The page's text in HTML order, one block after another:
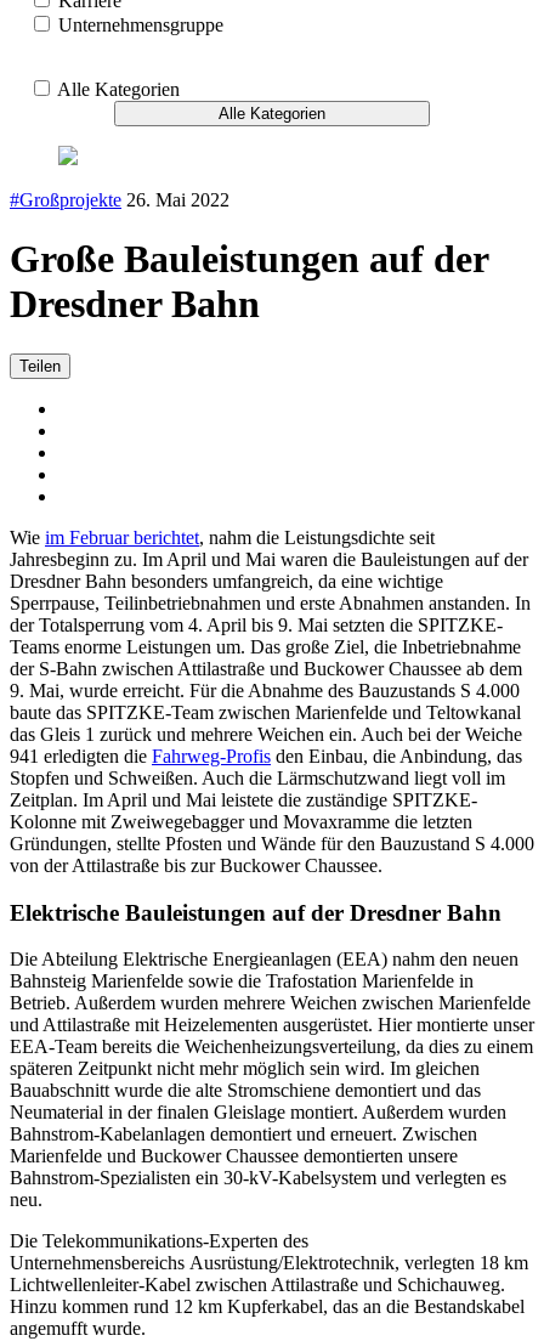
Unternehmensgruppe
Alle Kategorien
Alle Kategorien
#Großprojekte 26. Mai 2022
Große Bauleistungen auf der
Dresdner Bahn
Teilen
Wie im Februar berichtet, nahm die Leistungsdichte seit
Jahresbeginn zu. Im April und Mai waren die Bauleistungen auf der
Dresdner Bahn besonders umfangreich, da eine wichtige
Sperrpause, Teilinbetriebnahmen und erste Abnahmen anstanden. In
der Totalsperrung vom 4. April bis 9. Mai setzten die SPITZKE-
Teams enorme Leistungen um. Das große Ziel, die Inbetriebnahme
der S-Bahn zwischen Attilastraße und Buckower Chaussee ab dem
9. Mai, wurde erreicht. Für die Abnahme des Bauzustands S 4.000
baute das SPITZKE-Team zwischen Marienfelde und Teltowkanal
das Gleis 1 zurück und mehrere Weichen ein. Auch bei der Weiche
941 erledigten die Fahrweg-Profis den Einbau, die Anbindung, das
Stopfen und Schweißen. Auch die Lärmschutzwand liegt voll im
Zeitplan. Im April und Mai leistete die zuständige SPITZKE-
Kolonne mit Zweiwegebagger und Movaxramme die letzten
Gründungen, stellte Pfosten und Wände für den Bauzustand S 4.000
von der Attilastraße bis zur Buckower Chaussee.
Elektrische Bauleistungen auf der Dresdner Bahn
Die Abteilung Elektrische Energieanlagen (EEA) nahm den neuen
Bahnsteig Marienfelde sowie die Trafostation Marienfelde in
Betrieb. Außerdem wurden mehrere Weichen zwischen Marienfelde
und Attilastraße mit Heizelementen ausgerüstet. Hier montierte unser
EEA-Team bereits die Weichenheizungsverteilung, da dies zu einem
späteren Zeitpunkt nicht mehr möglich sein wird. Im gleichen
Bauabschnitt wurde die alte Stromschiene demontiert und das
Neumaterial in der finalen Gleislage montiert. Außerdem wurden
Bahnstrom-Kabelanlagen demontiert und erneuert. Zwischen
Marienfelde und Buckower Chaussee demontierten unsere
Bahnstrom-Spezialisten ein 30-kV-Kabelsystem und verlegten es
neu.
Die Telekommunikations-Experten des
Unternehmensbereichs Ausrüstung/​Elektrotechnik, verlegten 18 km
Lichtwellenleiter-Kabel zwischen Attilastraße und Schichauweg.
Hinzu kommen rund 12 km Kupferkabel, das an die Bestandskabel
angemufft wurde.